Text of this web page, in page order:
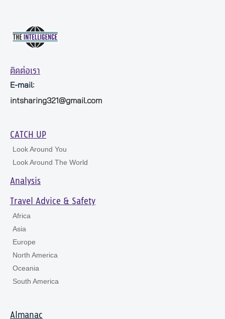
ติดต่อเรา
E-mail:
intsharing321@gmail.com
CATCH UP
Look Around You
Look Around The World
Analysis
Travel Advice & Safety
Africa
Asia
Europe
North America
Oceania
South America
Almanac